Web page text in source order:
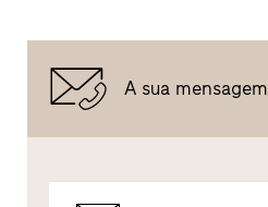
A sua mensagem